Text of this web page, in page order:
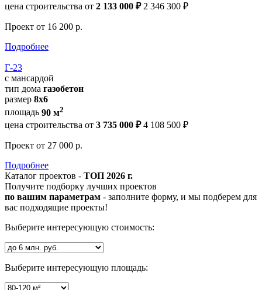
цена строительства от 2 133 000 ₽ 2 346 300 ₽
Проект от 16 200 р.
Подробнее
Г-23
с мансардой
тип дома газобетон
размер 8x6
площадь 90 м2
цена строительства от 3 735 000 ₽ 4 108 500 ₽
Проект от 27 000 р.
Подробнее
Каталог проектов - ТОП 2026 г.
Получите подборку лучших проектов
по вашим параметрам - заполните форму, и мы подберем для
вас подходящие проекты!
Выберите интересующую стоимость:
Выберите интересующую площадь: